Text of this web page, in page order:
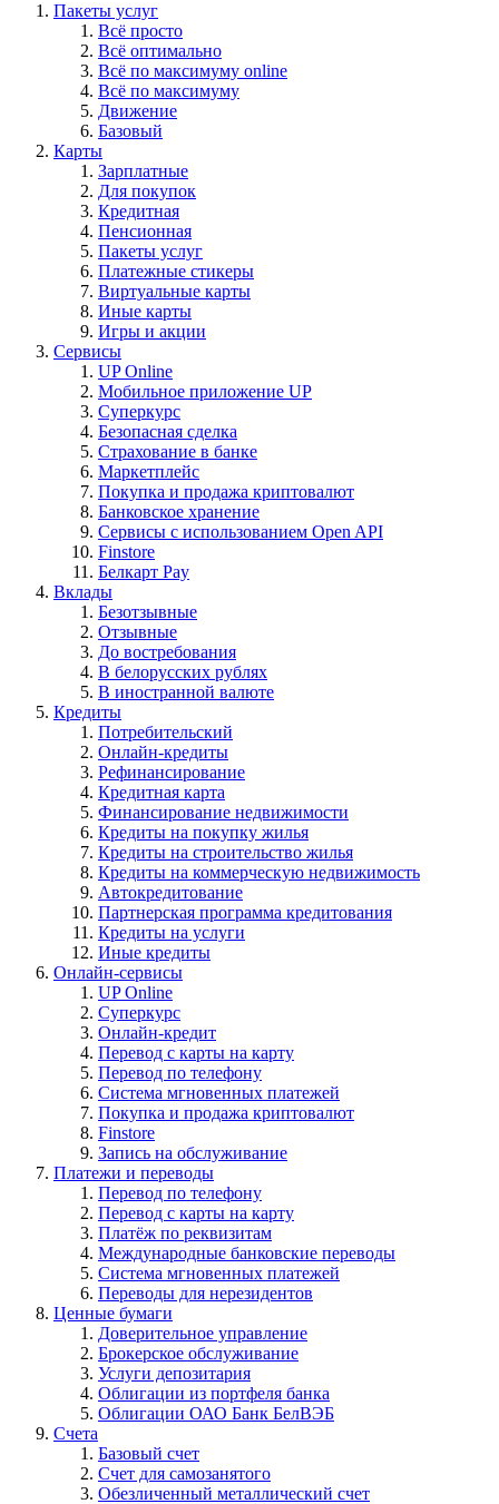
Пакеты услуг
Всё просто
Всё оптимально
Всё по максимуму online
Всё по максимуму
Движение
Базовый
Карты
Зарплатные
Для покупок
Кредитная
Пенсионная
Пакеты услуг
Платежные стикеры
Виртуальные карты
Иные карты
Игры и акции
Сервисы
UP Online
Мобильное приложение UP
Суперкурс
Безопасная сделка
Страхование в банке
Маркетплейс
Покупка и продажа криптовалют
Банковское хранение
Сервисы с использованием Open API
Finstore
Белкарт Pay
Вклады
Безотзывные
Отзывные
До востребования
В белорусских рублях
В иностранной валюте
Кредиты
Потребительский
Онлайн-кредиты
Рефинансирование
Кредитная карта
Финансирование недвижимости
Кредиты на покупку жилья
Кредиты на строительство жилья
Кредиты на коммерческую недвижимость
Автокредитование
Партнерская программа кредитования
Кредиты на услуги
Иные кредиты
Онлайн-сервисы
UP Online
Суперкурс
Онлайн-кредит
Перевод с карты на карту
Перевод по телефону
Система мгновенных платежей
Покупка и продажа криптовалют
Finstore
Запись на обслуживание
Платежи и переводы
Перевод по телефону
Перевод с карты на карту
Платёж по реквизитам
Международные банковские переводы
Система мгновенных платежей
Переводы для нерезидентов
Ценные бумаги
Доверительное управление
Брокерское обслуживание
Услуги депозитария
Облигации из портфеля банка
Облигации ОАО Банк БелВЭБ
Счета
Базовый счет
Счет для самозанятого
Обезличенный металлический счет